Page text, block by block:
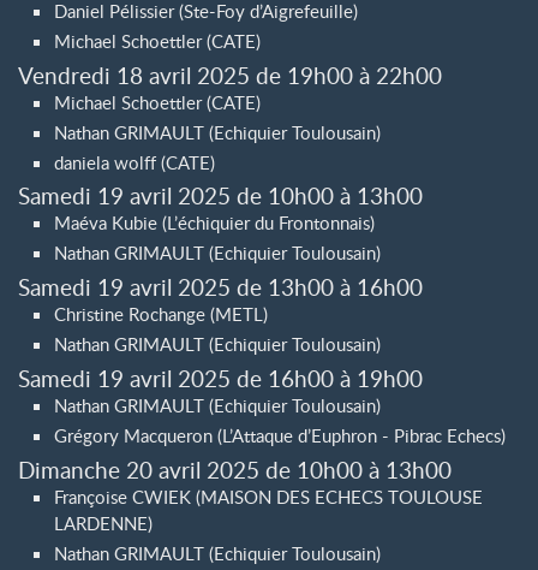
Daniel Pélissier (Ste-Foy d’Aigrefeuille)
Michael Schoettler (CATE)
Vendredi 18 avril 2025 de 19h00 à 22h00
Michael Schoettler (CATE)
Nathan GRIMAULT (Echiquier Toulousain)
daniela wolff (CATE)
Samedi 19 avril 2025 de 10h00 à 13h00
Maéva Kubie (L’échiquier du Frontonnais)
Nathan GRIMAULT (Echiquier Toulousain)
Samedi 19 avril 2025 de 13h00 à 16h00
Christine Rochange (METL)
Nathan GRIMAULT (Echiquier Toulousain)
Samedi 19 avril 2025 de 16h00 à 19h00
Nathan GRIMAULT (Echiquier Toulousain)
Grégory Macqueron (L’Attaque d’Euphron - Pibrac Echecs)
Dimanche 20 avril 2025 de 10h00 à 13h00
Françoise CWIEK (MAISON DES ECHECS TOULOUSE
LARDENNE)
Nathan GRIMAULT (Echiquier Toulousain)